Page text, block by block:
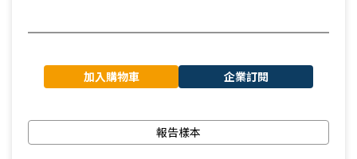
加入購物車 企業訂閱
報告樣本